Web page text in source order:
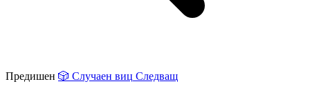
Предишен 🎲 Случаен виц Следващ